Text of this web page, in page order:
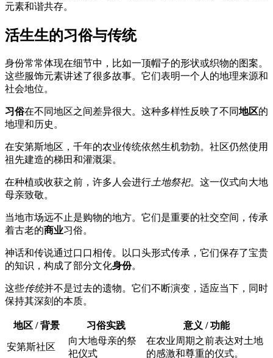
元素和谐共存。
活生生的习俗与传统
身份常常体现在细节中，比如一顶帽子的形状或织物的图案。
这些服饰元素讲述了很多故事。它们表明一个人的地理来源和
社会地位。
习俗在不同地区之间差异很大。这种多样性反映了不同地区的
地理和历史。
在安第斯地区，千年的农业传统依然生机勃勃。社区仍然使用
祖先建造的梯田和灌溉渠。
在种植或收获之前，许多人会进行土地祭祀。这一仪式向大地
母亲致敬。
当地市场远不止是购物的地方。它们是重要的社交空间，传承
着古老的商业习俗。
神话和传说通过口口相传。以口头形式传承，它们保存了宝贵
的知识，构成了部分文化身份。
这些传统并不是过去的遗物。它们不断演变，适应当下，同时
保持其深刻的本质。
地区 / 背景 习俗实践 意义 / 功能
安第斯社区
向大地母亲的祭
祀仪式
在农业周期之前表达对土地
的感激和尊重的仪式。